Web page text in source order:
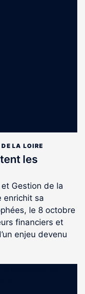
LA LOIRE
les
Gestion de la
enrichit sa
le 8 octobre
financiers et
enjeu devenu